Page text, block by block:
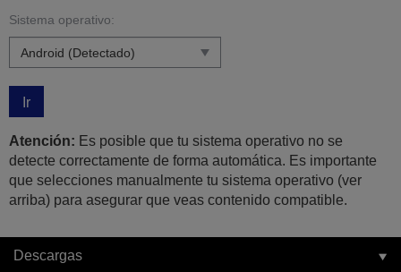
Sistema operativo:
Ir
Atención: Es posible que tu sistema operativo no se
detecte correctamente de forma automática. Es importante
que selecciones manualmente tu sistema operativo (ver
arriba) para asegurar que veas contenido compatible.
Descargas